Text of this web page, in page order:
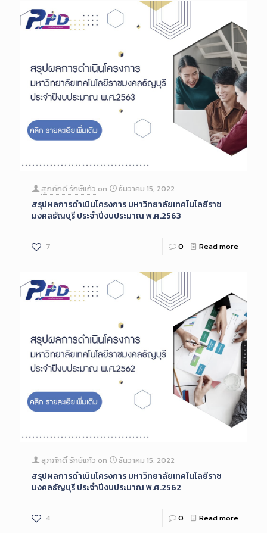
สุภภักดิ์ รักษ์แก้ว on ธันวาคม 15, 2022
สรุปผลการดำเนินโครงการ มหาวิทยาลัยเทคโนโลยีราช
มงคลธัญบุรี ประจำปีงบประมาณ พ.ศ.2563
7 0 Read more
สุภภักดิ์ รักษ์แก้ว on ธันวาคม 15, 2022
สรุปผลการดำเนินโครงการ มหาวิทยาลัยเทคโนโลยีราช
มงคลธัญบุรี ประจำปีงบประมาณ พ.ศ.2562
4 0 Read more